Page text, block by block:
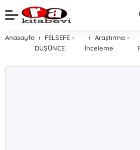
Anasayfa
FELSEFE -
DÜŞÜNCE
Araştırma -
İnceleme